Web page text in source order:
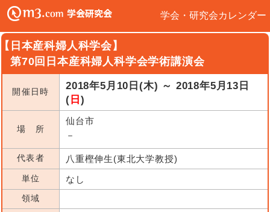
学会・研究会カレンダー
日本産科婦人科学会】
第70回日本産科婦人科学会学術講演会
開催日時
2018年5月10日(木) ～ 2018年5月13日
( 日 )
場 所
仙台市
－
代表者 八重樫伸生(東北大学教授)
単位 なし
領域